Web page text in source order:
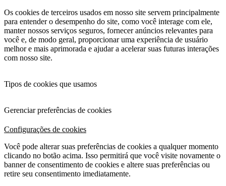
Os cookies de terceiros usados em nosso site servem principalmente
para entender o desempenho do site, como você interage com ele,
manter nossos serviços seguros, fornecer anúncios relevantes para
você e, de modo geral, proporcionar uma experiência de usuário
melhor e mais aprimorada e ajudar a acelerar suas futuras interações
com nosso site.
Tipos de cookies que usamos
Gerenciar preferências de cookies
Configurações de cookies
Você pode alterar suas preferências de cookies a qualquer momento
clicando no botão acima. Isso permitirá que você visite novamente o
banner de consentimento de cookies e altere suas preferências ou
retire seu consentimento imediatamente.